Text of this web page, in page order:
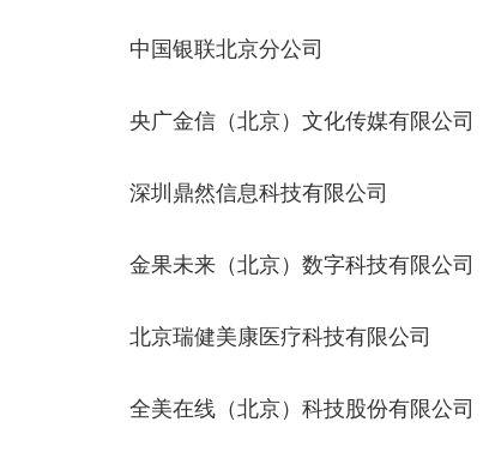
中国银联北京分公司
央广金信（北京）文化传媒有限公司
深圳鼎然信息科技有限公司
金果未来（北京）数字科技有限公司
北京瑞健美康医疗科技有限公司
全美在线（北京）科技股份有限公司